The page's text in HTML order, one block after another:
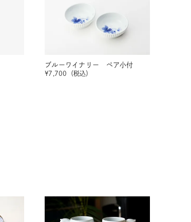
ブルーワイナリー ペア小付
¥7,700 （税込）